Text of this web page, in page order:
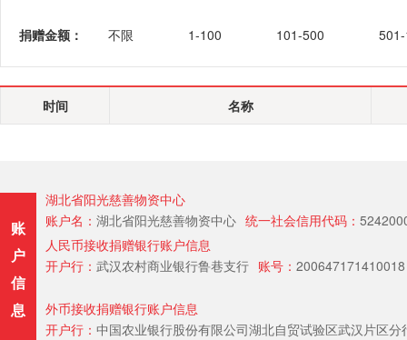
捐赠金额： 不限 1-100 101-500
时间 名称
账
户
信
息
湖北省阳光慈善物资中心
账户名： 湖北省阳光慈善物资中心 统一社会信用代码：
人民币接收捐赠银行账户信息
开户行： 武汉农村商业银行鲁巷支行 账号： 200647171410018
外币接收捐赠银行账户信息
开户行： 中国农业银行股份有限公司湖北自贸试验区武汉片区